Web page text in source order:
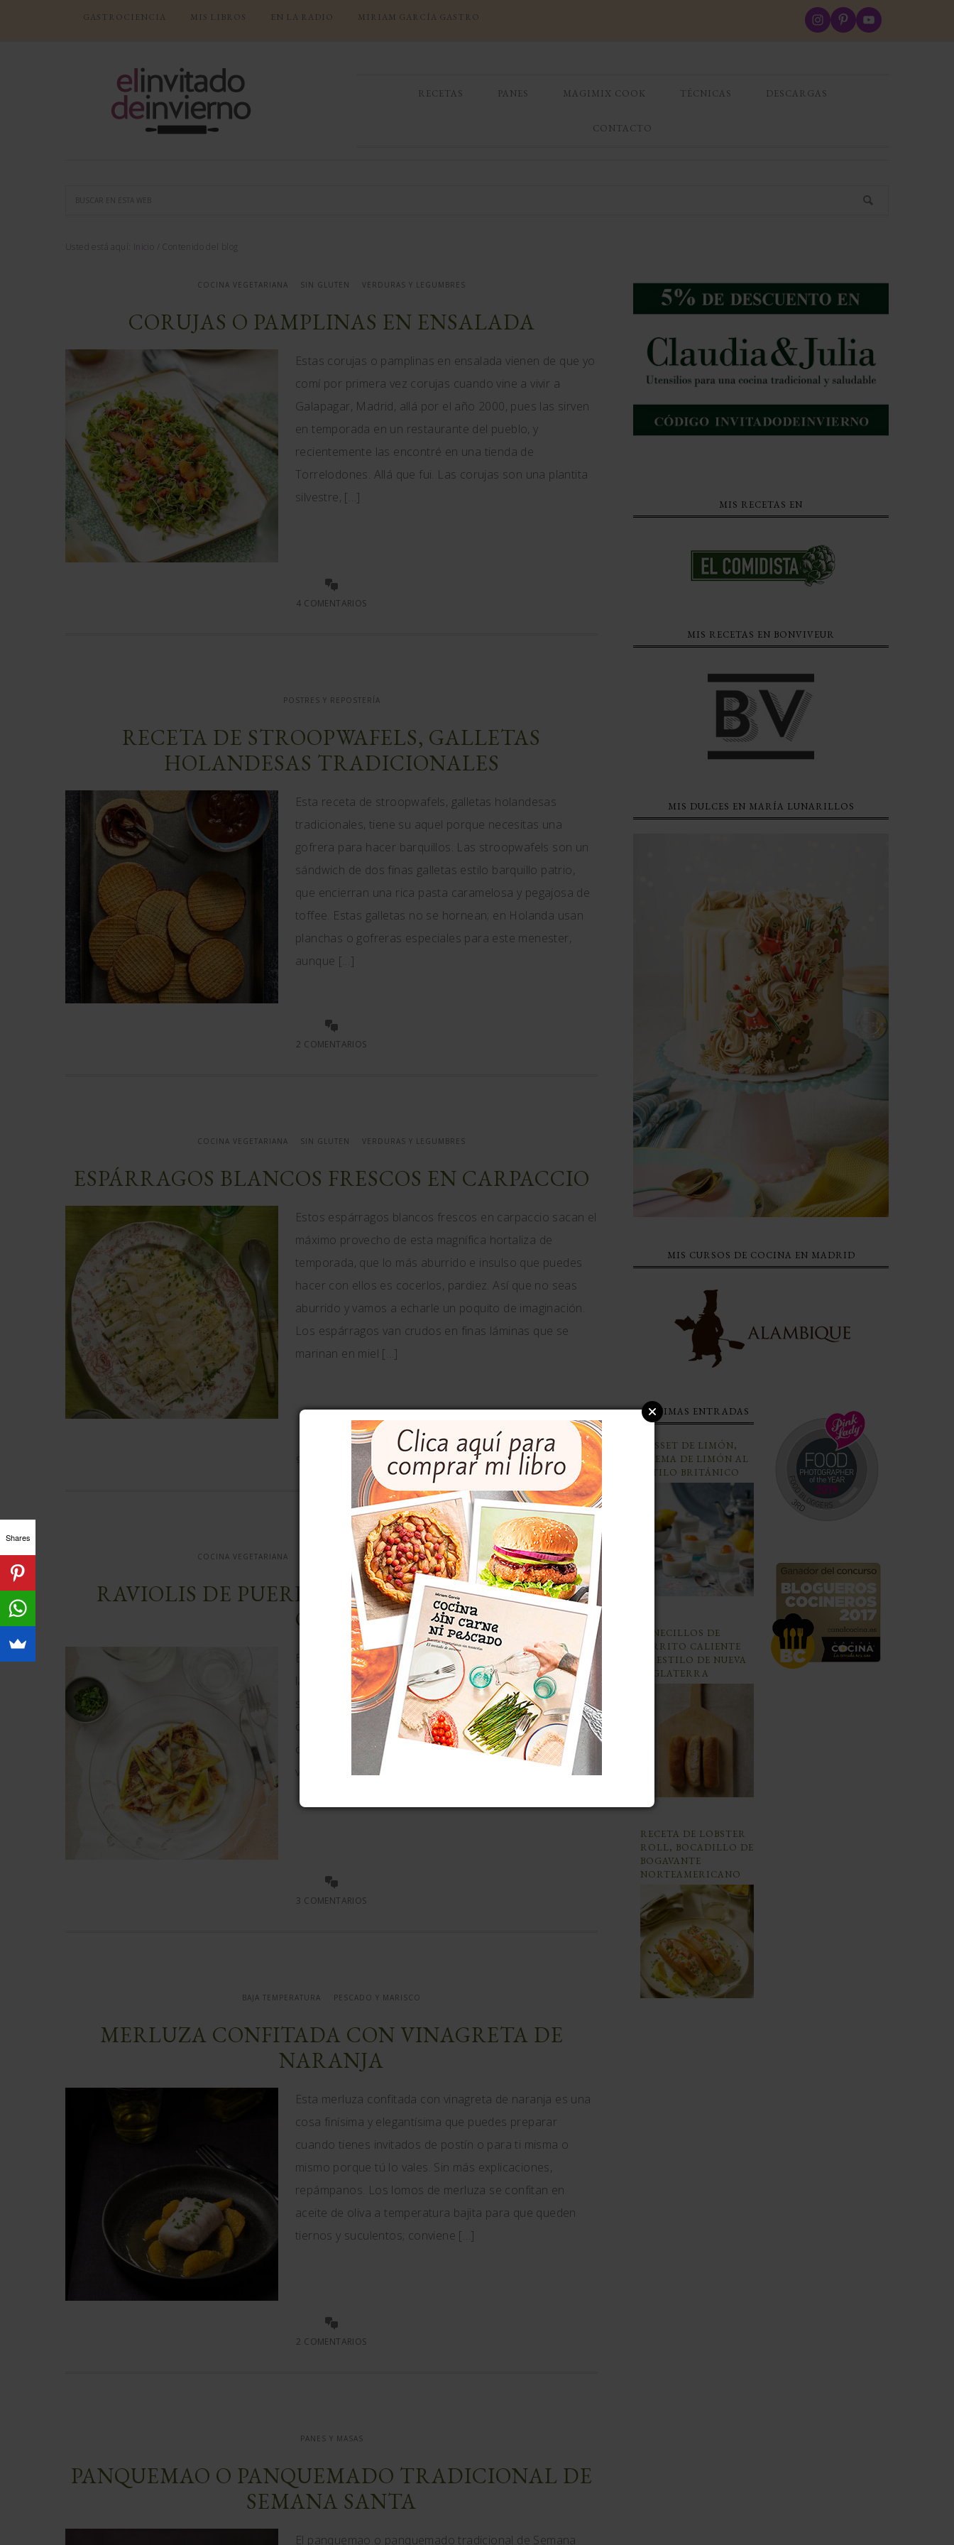
GASTROCIENCIA MIS LIBROS EN LA RADIO MIRIAM GARCÍA GASTRO
RECETAS PANES MAGIMIX COOK TÉCNICAS DESCARGAS
CONTACTO
Usted está aquí: Inicio Contenido del blog
COCINA VEGETARIANA SIN GLUTEN VERDURAS Y LEGUMBRES
CORUJAS O PAMPLINAS EN ENSALADA
Estas corujas o pamplinas en ensalada vienen de que yo
comí por primera vez corujas cuando vine a vivir a
Galapagar, Madrid, allá por el año 2000, pues las sirven
en temporada en un restaurante del pueblo, y
recientemente las encontré en una tienda de
Torrelodones. Allá que fui. Las corujas son una plantita
silvestre, […]
4 COMENTARIOS
POSTRES Y REPOSTERÍA
RECETA DE STROOPWAFELS, GALLETAS
HOLANDESAS TRADICIONALES
Esta receta de stroopwafels, galletas holandesas
tradicionales, tiene su aquel porque necesitas una
gofrera para hacer barquillos. Las stroopwafels son un
sándwich de dos finas galletas estilo barquillo patrio,
que encierran una rica pasta caramelosa y pegajosa de
toffee. Estas galletas no se hornean; en Holanda usan
planchas o gofreras especiales para este menester,
aunque […]
2 COMENTARIOS
COCINA VEGETARIANA SIN GLUTEN VERDURAS Y LEGUMBRES
ESPÁRRAGOS BLANCOS FRESCOS EN CARPACCIO
Estos espárragos blancos frescos en carpaccio sacan el
máximo provecho de esta magnífica hortaliza de
temporada, que lo más aburrido e insulso que puedes
hacer con ellos es cocerlos, pardiez. Así que no seas
aburrido y vamos a echarle un poquito de imaginación.
Los espárragos van crudos en finas láminas que se
marinan en miel […]
9 COMENTARIOS
COCINA VEGETARIANA VERDURAS Y LEGUMBRES
RAVIOLIS DE PUERRO RELLENOS DE SETAS Y
QUESO
Estos raviolis de puerro rellenos de setas y queso tienen
la particularidad de que el puerro se emplea como
sustituto de la pasta para formar el envoltorio; se hacen
con él unos lindos paquetitos que encierran las setas
con el queso, ¿cómo te quedas? La receta no solo es
vegetariana, además es sin gluten para […]
3 COMENTARIOS
BAJA TEMPERATURA PESCADO Y MARISCO
MERLUZA CONFITADA CON VINAGRETA DE
NARANJA
Esta merluza confitada con vinagreta de naranja es una
cosa finísima y elegantísima que puedes preparar
cuando tienes invitados de postín o para ti misma o
mismo porque tú lo vales. Sin más explicaciones,
repámpanos. Los lomos de merluza se confitan en
aceite de oliva a temperatura bajita para que queden
tiernos y suculentos; conviene […]
2 COMENTARIOS
PANES Y MASAS
PANQUEMAO O PANQUEMADO TRADICIONAL DE
SEMANA SANTA
El panquemao o panquemado tradicional de Semana
MIS RECETAS EN
MIS RECETAS EN BONVIVEUR
MIS DULCES EN MARÍA LUNARILLOS
MIS CURSOS DE COCINA EN MADRID
ÚLTIMAS ENTRADAS
POSSET DE LIMÓN,
CREMA DE LIMÓN AL
ESTILO BRITÁNICO
PANECILLOS DE
PERRITO CALIENTE
AL ESTILO DE NUEVA
INGLATERRA
RECETA DE LOBSTER
ROLL, BOCADILLO DE
BOGAVANTE
NORTEAMERICANO
Shares